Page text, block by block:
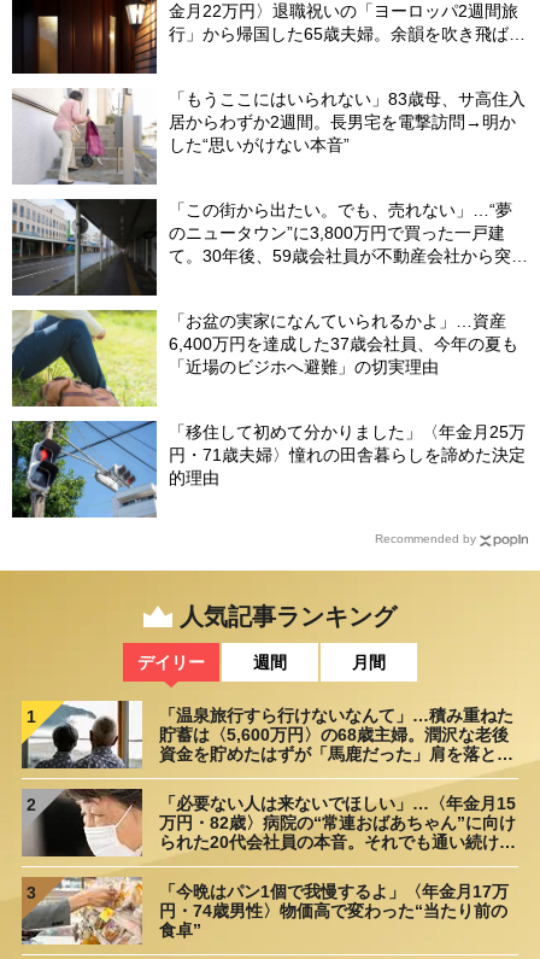
金月22万円〉退職祝いの「ヨーロッパ2週間旅
行」から帰国した65歳夫婦。余韻を吹き飛ばし
「もうここにはいられない」83歳母、サ高住入
居からわずか2週間。長男宅を電撃訪問→明か
した“思いがけない本音”
「この街から出たい。でも、売れない」…“夢
のニュータウン”に3,800万円で買った一戸建
て。30年後、59歳会社員が不動産会社から突き
「お盆の実家になんていられるかよ」…資産
6,400万円を達成した37歳会社員、今年の夏も
「近場のビジホへ避難」の切実理由
「移住して初めて分かりました」〈年金月25万
円・71歳夫婦〉憧れの田舎暮らしを諦めた決定
的理由
Recommended by
人気記事ランキング
デイリー 週間 月間
1
「温泉旅行すら行けないなんて」…積み重ねた
貯蓄は〈5,600万円〉の68歳主婦。潤沢な老後
資金を貯めたはずが「馬鹿だった」肩を落とす
理由
2
「必要ない人は来ないでほしい」…〈年金月15
万円・82歳〉病院の“常連おばあちゃん”に向け
られた20代会社員の本音。それでも通い続ける
理由
3
「今晩はパン1個で我慢するよ」〈年金月17万
円・74歳男性〉物価高で変わった“当たり前の
食卓”